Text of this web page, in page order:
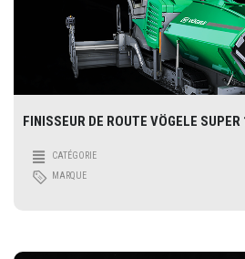
FINISSEUR DE ROUTE VÖGELE
CATÉGORIE
MARQUE